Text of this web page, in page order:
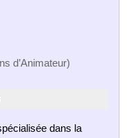
d’Animateur)
dans la